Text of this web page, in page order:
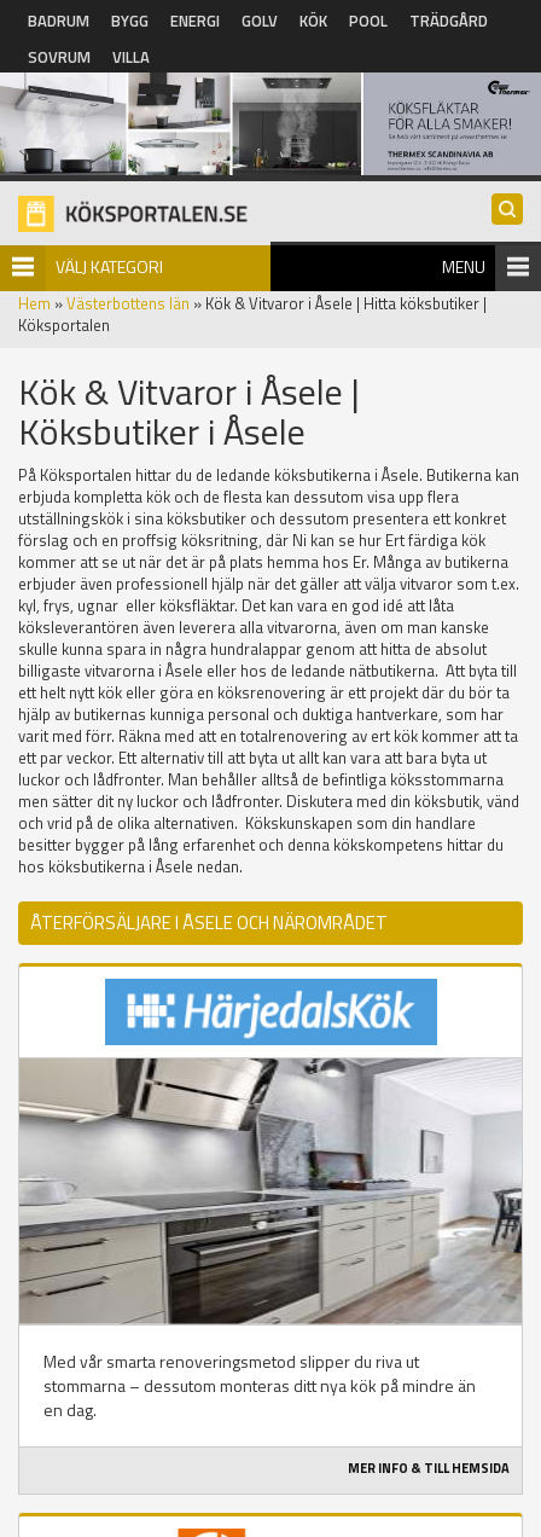
Hoppa till huvudinnehåll
BADRUM BYGG ENERGI GOLV KÖK POOL
TRÄDGÅRD
SOVRUM
VILLA
VÄLJ KATEGORI MENU
Hem »Västerbottens län » Kök & Vitvaror i Åsele | Hitta köksbutiker |
Köksportalen
Kök & Vitvaror i Åsele |
Köksbutiker i Åsele
På Köksportalen hittar du de ledande köksbutikerna i Åsele. Butikerna kan
erbjuda kompletta kök och de flesta kan dessutom visa upp flera
utställningskök i sina köksbutiker och dessutom presentera ett konkret
förslag och en proffsig köksritning, där Ni kan se hur Ert färdiga kök
kommer att se ut när det är på plats hemma hos Er. Många av butikerna
erbjuder även professionell hjälp när det gäller att välja vitvaror som t.ex.
kyl, frys, ugnar eller köksfläktar. Det kan vara en god idé att låta
köksleverantören även leverera alla vitvarorna, även om man kanske
skulle kunna spara in några hundralappar genom att hitta de absolut
billigaste vitvarorna i Åsele eller hos de ledande nätbutikerna. Att byta till
ett helt nytt kök eller göra en köksrenovering är ett projekt där du bör ta
hjälp av butikernas kunniga personal och duktiga hantverkare, som har
varit med förr. Räkna med att en totalrenovering av ert kök kommer att ta
ett par veckor. Ett alternativ till att byta ut allt kan vara att bara byta ut
luckor och lådfronter. Man behåller alltså de befintliga köksstommarna
men sätter dit ny luckor och lådfronter. Diskutera med din köksbutik, vänd
och vrid på de olika alternativen. Kökskunskapen som din handlare
besitter bygger på lång erfarenhet och denna kökskompetens hittar du
hos köksbutikerna i Åsele nedan.
ÅTERFÖRSÄLJARE I ÅSELE OCH NÄROMRÅDET
Med vår smarta renoveringsmetod slipper du riva ut
stommarna – dessutom monteras ditt nya kök på mindre än
en dag.
MER INFO & TILL HEMSIDA